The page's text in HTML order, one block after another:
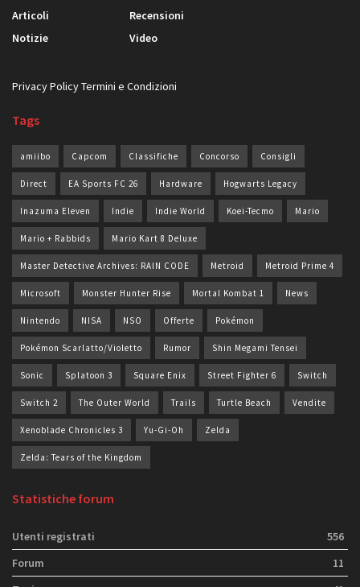
Articoli
Notizie
Recensioni
Video
Privacy PolicyTermini e Condizioni
Tags
amiibo Capcom Classifiche Concorso Consigli
Direct EA Sports FC 26 Hardware Hogwarts Legacy
Inazuma Eleven Indie Indie World Koei-Tecmo Mario
Mario + Rabbids Mario Kart 8 Deluxe
Master Detective Archives: RAIN CODE Metroid Metroid Prime 4
Microsoft Monster Hunter Rise Mortal Kombat 1 News
Nintendo NISA NSO Offerte Pokémon
Pokémon Scarlatto/Violetto Rumor Shin Megami Tensei
Sonic Splatoon 3 Square Enix Street Fighter 6 Switch
Switch 2 The Outer World Trails Turtle Beach Vendite
Xenoblade Chronicles 3 Yu-Gi-Oh Zelda
Zelda: Tears of the Kingdom
Statistiche forum
Utenti registrati
556
Forum
11